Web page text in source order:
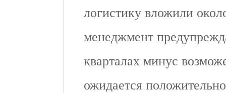
логистику вложили
менеджмент
кварталах минус
ожидается